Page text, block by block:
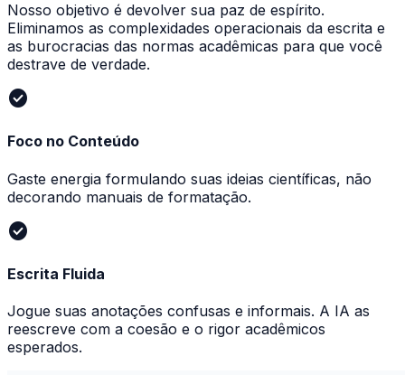
Nosso objetivo é devolver sua paz de espírito.
Eliminamos as complexidades operacionais da escrita e
as burocracias das normas acadêmicas para que você
destrave de verdade.
check_circle
Foco no Conteúdo
Gaste energia formulando suas ideias científicas, não
decorando manuais de formatação.
check_circle
Escrita Fluida
Jogue suas anotações confusas e informais. A IA as
reescreve com a coesão e o rigor acadêmicos
esperados.